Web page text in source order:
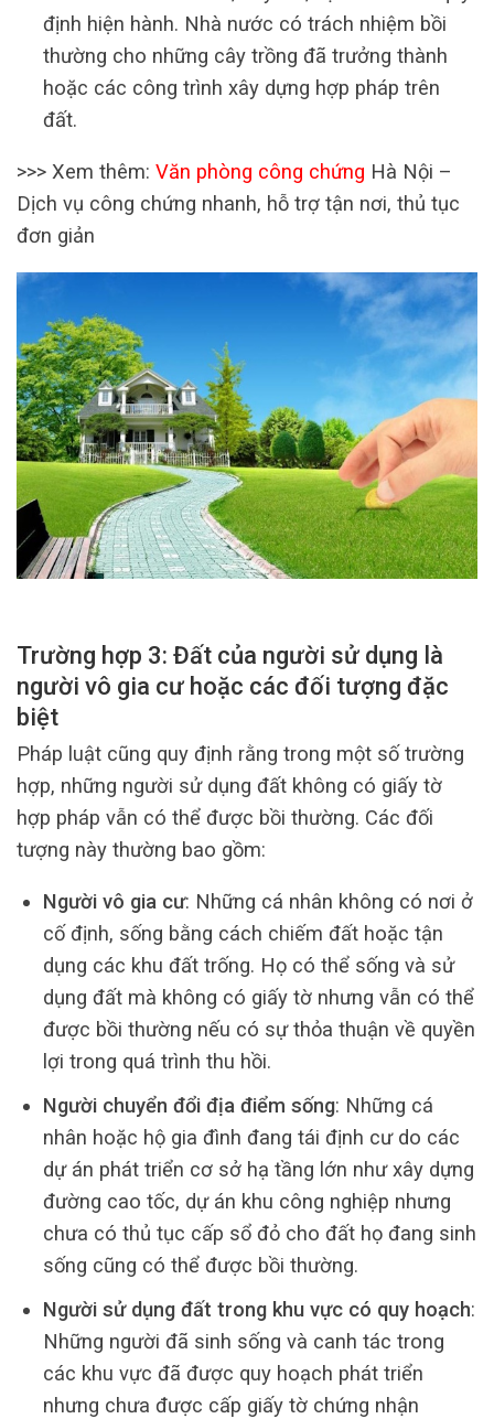
định hiện hành. Nhà nước có trách nhiệm bồi
thường cho những cây trồng đã trưởng thành
hoặc các công trình xây dựng hợp pháp trên
đất.
>>> Xem thêm: Văn phòng công chứng Hà Nội –
Dịch vụ công chứng nhanh, hỗ trợ tận nơi, thủ tục
đơn giản
Trường hợp 3: Đất của người sử dụng là
người vô gia cư hoặc các đối tượng đặc
biệt
Pháp luật cũng quy định rằng trong một số trường
hợp, những người sử dụng đất không có giấy tờ
hợp pháp vẫn có thể được bồi thường. Các đối
tượng này thường bao gồm:
Người vô gia cư: Những cá nhân không có nơi ở
cố định, sống bằng cách chiếm đất hoặc tận
dụng các khu đất trống. Họ có thể sống và sử
dụng đất mà không có giấy tờ nhưng vẫn có thể
được bồi thường nếu có sự thỏa thuận về quyền
lợi trong quá trình thu hồi.
Người chuyển đổi địa điểm sống: Những cá
nhân hoặc hộ gia đình đang tái định cư do các
dự án phát triển cơ sở hạ tầng lớn như xây dựng
đường cao tốc, dự án khu công nghiệp nhưng
chưa có thủ tục cấp sổ đỏ cho đất họ đang sinh
sống cũng có thể được bồi thường.
Người sử dụng đất trong khu vực có quy hoạch:
Những người đã sinh sống và canh tác trong
các khu vực đã được quy hoạch phát triển
nhưng chưa được cấp giấy tờ chứng nhận